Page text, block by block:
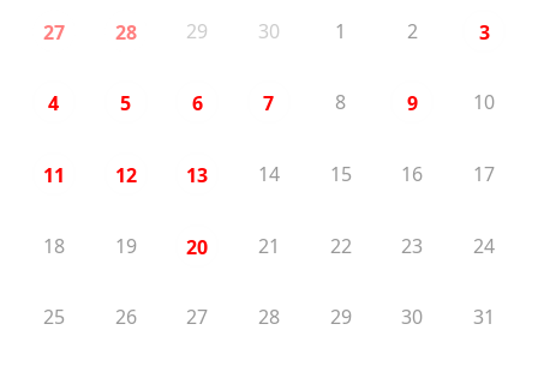
27 28 29 30 1 2 3
4 5 6 7 8 9 10
11 12 13 14 15 16 17
18 19 20 21 22 23 24
25 26 27 28 29 30 31